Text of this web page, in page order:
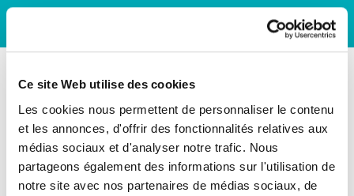
Ce site Web utilise des cookies
Les cookies nous permettent de personnaliser le contenu
et les annonces, d'offrir des fonctionnalités relatives aux
médias sociaux et d'analyser notre trafic. Nous
partageons également des informations sur l'utilisation de
notre site avec nos partenaires de médias sociaux, de